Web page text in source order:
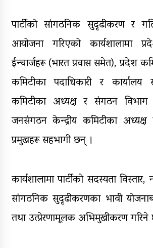
​पार्टीको सांगठनिक सुदृढीकरण र
आयोजना गरिएको कार्यशालामा
ईन्चार्जहरू (भारत प्रवास समेत), प्रदेश
कमिटीका पदाधिकारी र
कमिटीका अध्यक्ष र संगठन विभाग
जनसंगठन केन्द्रीय कमिटीका
प्रमुखहरू सहभागी छन् ।
​कार्यशालामा पार्टीको सदस्यता विस्तार,
सांगठनिक सुदृढीकरणका भावी
तथा उत्प्रेरणामूलक अभिमुखीकरण गरिने